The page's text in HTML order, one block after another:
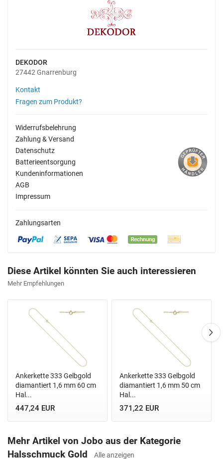
DEKODOR
27442 Gnarrenburg
Kontakt
Fragen zum Produkt?
Widerrufsbelehrung
Zahlung & Versand
Datenschutz
Batterieentsorgung
Kundeninformationen
AGB
Impressum
Zahlungsarten
Diese Artikel könnten Sie auch interessieren
Mehr Empfehlungen
Ankerkette 333 Gelbgold
diamantiert 1,6 mm 60 cm
Hal...
447,24 EUR
Ankerkette 333 Gelbgold
diamantiert 1,6 mm 50 cm
Hal...
371,22 EUR
Mehr Artikel von Jobo aus der Kategorie
Halsschmuck Gold
Alle anzeigen